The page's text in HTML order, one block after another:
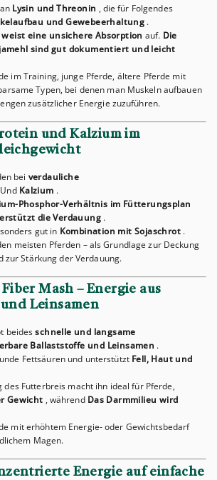
Lysin und Threonin , die für Folgendes
und Gewebeerhaltung .
weist eine unsichere Absorption auf. Die
sind gut dokumentiert und leicht
im Training, junge Pferde, ältere Pferde mit
Typen, bei denen man Muskeln aufbauen
zusätzlicher Energie zuzuführen.
und Kalzium im
bei verdauliche
Und Kalzium .
Phosphor-Verhältnis im Fütterungsplan
die Verdauung .
gut in Kombination mit Sojaschrot.
meisten Pferden – als Grundlage zur Deckung
zur Stärkung der Verdauung.
Mash – Energie aus
Leinsamen
beides schnelle und langsame
Ballaststoffe und Leinsamen .
Fettsäuren und unterstützt Fell, Haut und
des Futterbreis macht ihn ideal für Pferde,
Gewicht , während Das Darmmilieu wird
mit erhöhtem Energie- oder Gewichtsbedarf
Magen.
Energie auf einfache